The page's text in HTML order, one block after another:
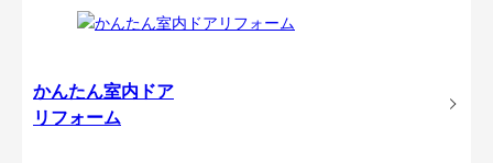
かんたん室内ドア
リフォーム